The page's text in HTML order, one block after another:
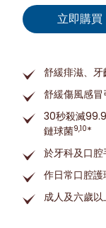
立即購買
舒緩痱滋、
舒緩傷風感
30秒殺滅
鏈球菌9,10*
於牙科及口
作日常口腔護
成人及六歲